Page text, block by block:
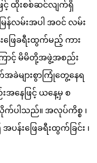
ြင့် ထိုးစစ်ဆင်လျက်ရှိ
န်လမ်းအပါ အဝင် လမ်း
ဖြေခရီးထွက်မည့် ကား
ြောင့် မိမိတို့အဖွဲ့အစည်း
များစွာကြုံတွေ့နေရ
နေဖြင့် ယနေ့မှ စ
က်ပါသည်။ အလုပ်ကိစ္စ ၊
အပန်းဖြေခရီးထွက်ခြင်း ၊